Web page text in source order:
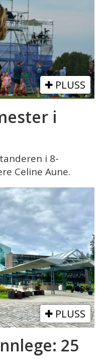
PLUSS
i
i 8-
Celine Aune.
PLUSS
25